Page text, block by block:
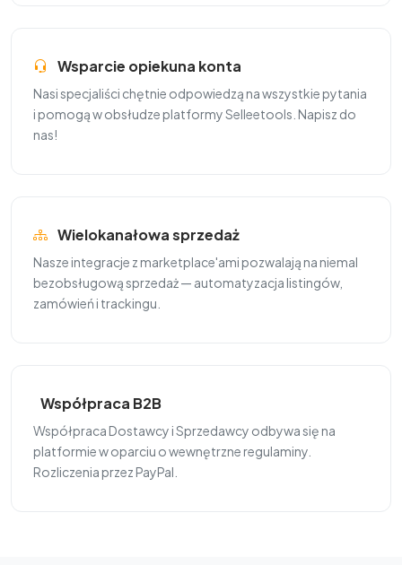
Wsparcie opiekuna konta
Nasi specjaliści chętnie odpowiedzą na wszystkie pytania
i pomogą w obsłudze platformy Selleetools. Napisz do
nas!
Wielokanałowa sprzedaż
Nasze integracje z marketplace'ami pozwalają na niemal
bezobsługową sprzedaż — automatyzacja listingów,
zamówień i trackingu.
Współpraca B2B
Współpraca Dostawcy i Sprzedawcy odbywa się na
platformie w oparciu o wewnętrzne regulaminy.
Rozliczenia przez PayPal.